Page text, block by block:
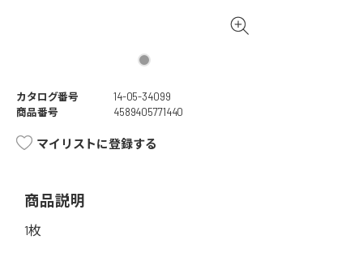
カタログ番号
14-05-34099
商品番号
4589405771440
マイリストに登録する
商品説明
1枚